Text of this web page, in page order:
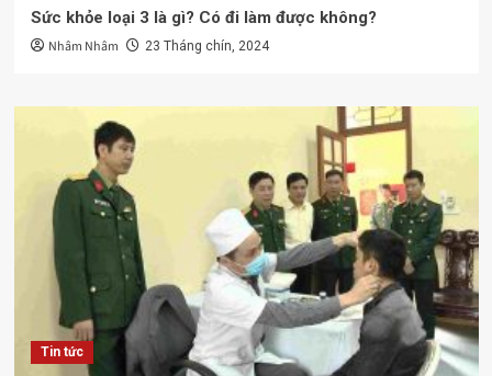
Sức khỏe loại 3 là gì? Có đi làm được không?
Nhâm Nhâm 23 Tháng chín, 2024
Tin tức